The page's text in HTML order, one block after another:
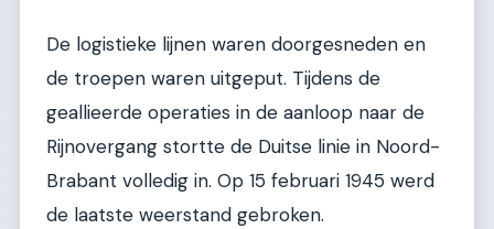
De logistieke lijnen waren doorgesneden en
de troepen waren uitgeput. Tijdens de
geallieerde operaties in de aanloop naar de
Rijnovergang stortte de Duitse linie in Noord-
Brabant volledig in. Op 15 februari 1945 werd
de laatste weerstand gebroken.